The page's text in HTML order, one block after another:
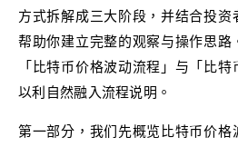
方式拆解成三大阶段，并结合投资
帮助你建立完整的观察与操作思路
「比特币价格波动流程」与「比
以利自然融入流程说明。
第一部分，我们先概览比特币价